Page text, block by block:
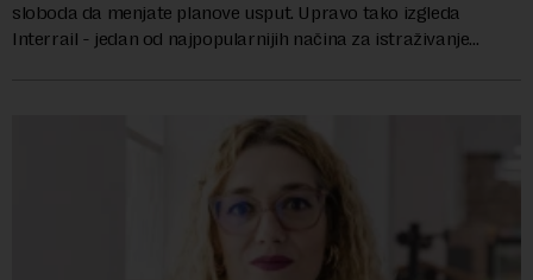
sloboda da menjate planove usput. Upravo tako izgleda
Interrail - jedan od najpopularnijih načina za istraživanje